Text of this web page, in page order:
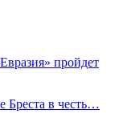
пройдет
Бреста в честь…